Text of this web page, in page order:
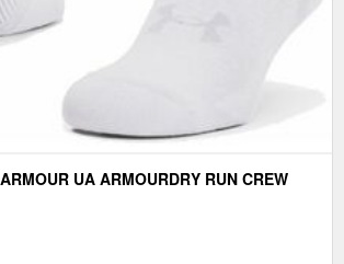
UA ARMOURDRY RUN CREW